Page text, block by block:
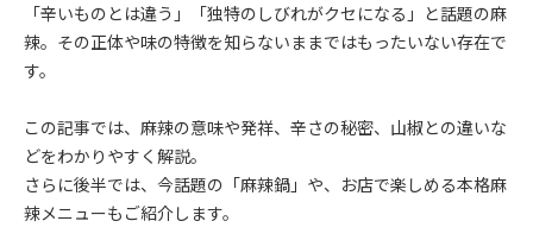
「辛いものとは違う」「独特のしびれがクセになる」と話題の麻
辣。その正体や味の特徴を知らないままではもったいない存在で
す。
この記事では、麻辣の意味や発祥、辛さの秘密、山椒との違いな
どをわかりやすく解説。
さらに後半では、今話題の「麻辣鍋」や、お店で楽しめる本格麻
辣メニューもご紹介します。